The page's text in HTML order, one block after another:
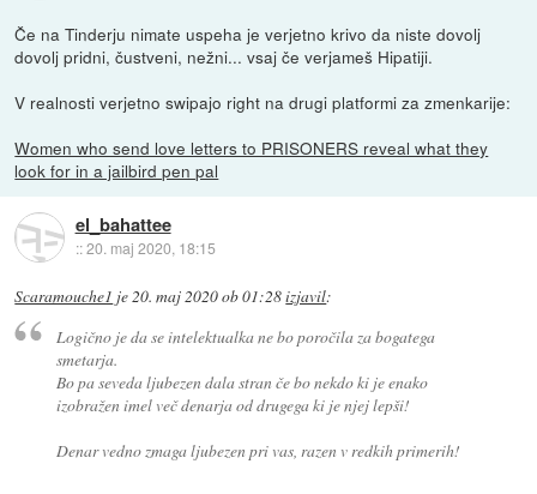
Če na Tinderju nimate uspeha je verjetno krivo da niste dovolj
dovolj pridni, čustveni, nežni... vsaj če verjameš Hipatiji.
V realnosti verjetno swipajo right na drugi platformi za zmenkarije:
Women who send love letters to PRISONERS reveal what they
look for in a jailbird pen pal
el_bahattee
::20. maj 2020, 18:15
Scaramouche1 je20. maj 2020 ob 01:28izjavil:
Logično je da se intelektualka ne bo poročila za bogatega
smetarja.
Bo pa seveda ljubezen dala stran če bo nekdo ki je enako
izobražen imel več denarja od drugega ki je njej lepši!
Denar vedno zmaga ljubezen pri vas, razen v redkih primerih!